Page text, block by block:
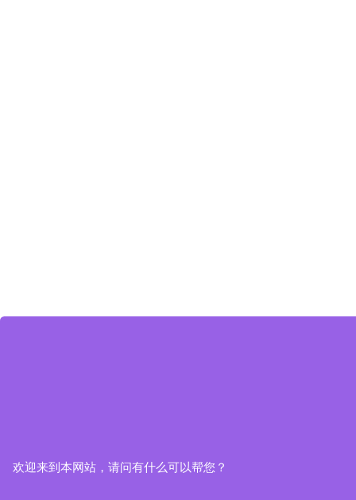
欢迎来到本网站，请问有什么可以帮您？